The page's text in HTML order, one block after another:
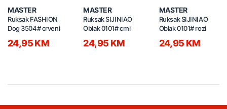
MASTER
Ruksak FASHION
Dog 3504# crveni
24,95 KM
MASTER
Ruksak SIJINIAO
Oblak 0101# crni
24,95 KM
MASTER
Ruksak SIJINIAO
Oblak 0101# rozi
24,95 KM